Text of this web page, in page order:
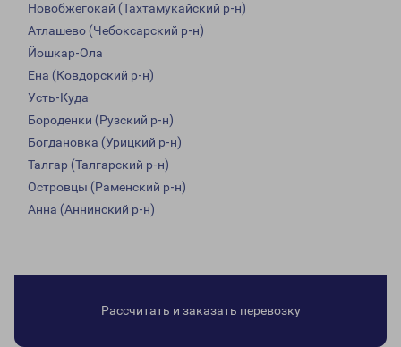
Новобжегокай (Тахтамукайский р-н)
Атлашево (Чебоксарский р-н)
Йошкар-Ола
Ена (Ковдорский р-н)
Усть-Куда
Бороденки (Рузский р-н)
Богдановка (Урицкий р-н)
Талгар (Талгарский р-н)
Островцы (Раменский р-н)
Анна (Аннинский р-н)
Рассчитать и заказать перевозку